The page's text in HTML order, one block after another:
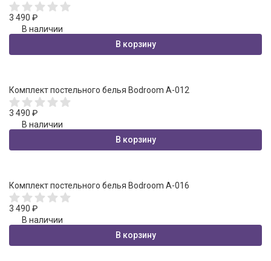
3 490 ₽
В наличии
В корзину
Комплект постельного белья Bodroom A-012
3 490 ₽
В наличии
В корзину
Комплект постельного белья Bodroom A-016
3 490 ₽
В наличии
В корзину